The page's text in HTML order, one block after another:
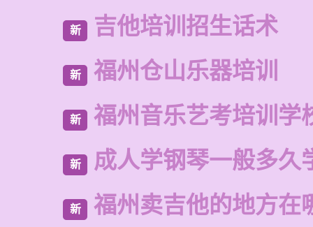
新 吉他培训招生话术
新 福州仓山乐器培训
新 福州音乐艺考培训学
新 成人学钢琴一般多久
新 福州卖吉他的地方在